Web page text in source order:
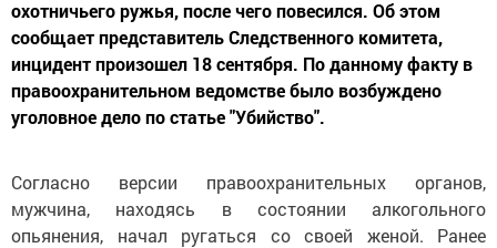
охотничьего ружья, после чего повесился. Об этом
сообщает представитель Следственного комитета,
инцидент произошел 18 сентября. По данному факту в
правоохранительном ведомстве было возбуждено
уголовное дело по статье "Убийство".
Согласно версии правоохранительных органов,
мужчина, находясь в состоянии алкогольного
опьянения, начал ругаться со своей женой. Ранее